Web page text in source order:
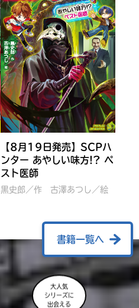
レッツゴー！まいぜんシス
ターズ とつぜん、王様に
佐久間さのすけ／絵
【8月19日発売】SCPハ
ンター あやしい味方!? ペ
スト医師
黒史郎／作 古澤あつし／絵
書籍一覧へ
大人気
シリーズに
出会える